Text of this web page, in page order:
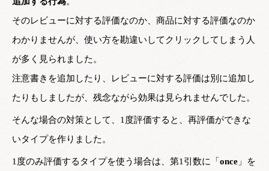
そのレビューに対する評価なのか、商品に対する評価なのか
わかりませんが、使い方を勘違いしてクリックしてしまう人
が多く見られました。
注意書きを追加したり、レビューに対する評価は別に追加し
たりもしましたが、残念ながら効果は見られませんでした。
そんな場合の対策として、1度評価すると、再評価ができな
いタイプを作りました。
1度のみ評価するタイプを使う場合は、第1引数に「 once 」を